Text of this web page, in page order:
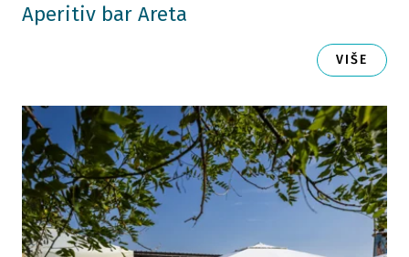
Aperitiv bar Areta
VIŠE